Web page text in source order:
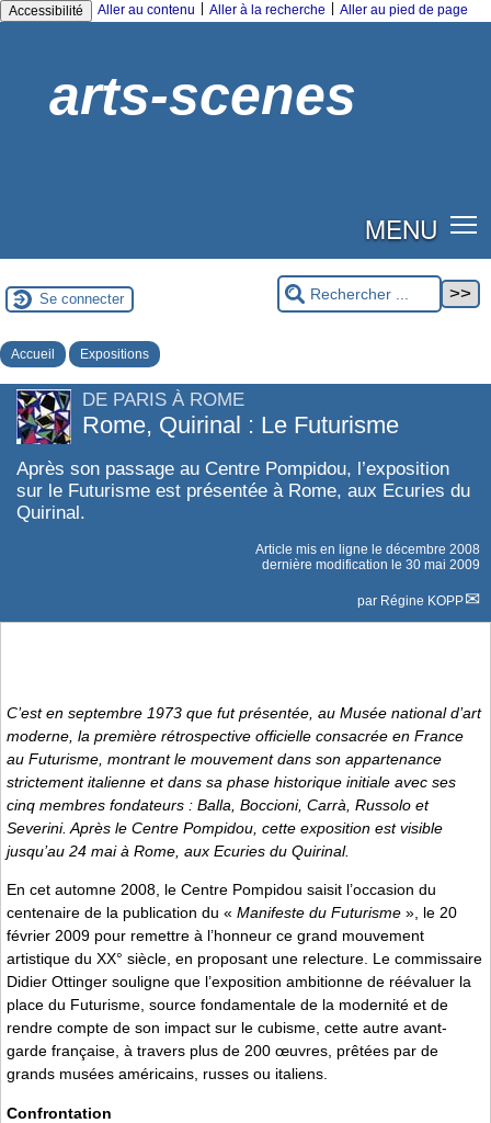
Accessibilité Aller au contenu Aller à la recherche Aller au pied de page
arts-scenes
MENU
Se connecter
Accueil Expositions
DE PARIS À ROME
Rome, Quirinal : Le Futurisme
Après son passage au Centre Pompidou, l’exposition
sur le Futurisme est présentée à Rome, aux Ecuries du
Quirinal.
Article mis en ligne le décembre 2008
dernière modification le 30 mai 2009
par Régine KOPP
C’est en septembre 1973 que fut présentée, au Musée national d’art
moderne, la première rétrospective officielle consacrée en France
au Futurisme, montrant le mouvement dans son appartenance
strictement italienne et dans sa phase historique initiale avec ses
cinq membres fondateurs : Balla, Boccioni, Carrà, Russolo et
Severini. Après le Centre Pompidou, cette exposition est visible
jusqu’au 24 mai à Rome, aux Ecuries du Quirinal.
En cet automne 2008, le Centre Pompidou saisit l’occasion du
centenaire de la publication du « Manifeste du Futurisme », le 20
février 2009 pour remettre à l’honneur ce grand mouvement
artistique du XX° siècle, en proposant une relecture. Le commissaire
Didier Ottinger souligne que l’exposition ambitionne de réévaluer la
place du Futurisme, source fondamentale de la modernité et de
rendre compte de son impact sur le cubisme, cette autre avant-
garde française, à travers plus de 200 œuvres, prêtées par de
grands musées américains, russes ou italiens.
Confrontation